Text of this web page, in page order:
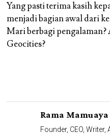
Yang pasti terima kasih
menjadi bagian awal dari
Mari berbagi pengalaman?
Geocities?
Rama Mamuaya
Founder, CEO, Writer,